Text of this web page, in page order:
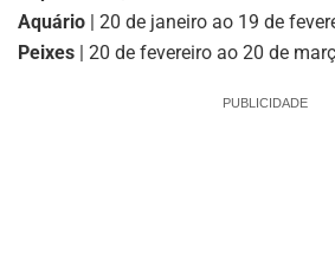
Aquário | 20 de janeiro ao 19 de
Peixes | 20 de fevereiro ao 20 de
PUBLICIDADE